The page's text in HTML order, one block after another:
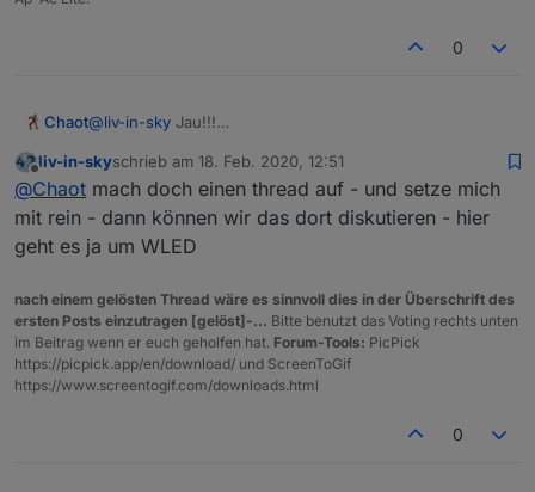
0
Chaot@liv-in-sky Jau!!!
Aber wie steuerst du das? Per Script?
Offline
liv-in-skyschrieb am 18. Feb. 2020, 12:51
zuletzt editiert von
@Chaot mach doch einen thread auf - und setze mich
mit rein - dann können wir das dort diskutieren - hier
geht es ja um WLED
nach einem gelösten Thread wäre es sinnvoll dies in der Überschrift des
ersten Posts einzutragen [gelöst]-... Bitte benutzt das Voting rechts unten
im Beitrag wenn er euch geholfen hat. Forum-Tools: PicPick
https://picpick.app/en/download/ und ScreenToGif
https://www.screentogif.com/downloads.html
0